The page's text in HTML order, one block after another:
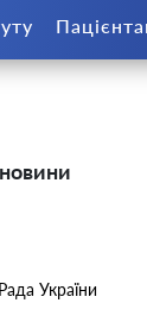
України